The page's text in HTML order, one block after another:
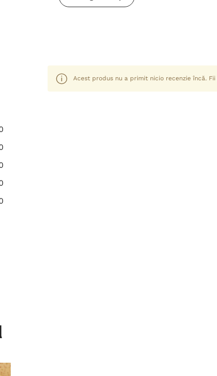
Acest produs nu a primit nicio recenzie încă.